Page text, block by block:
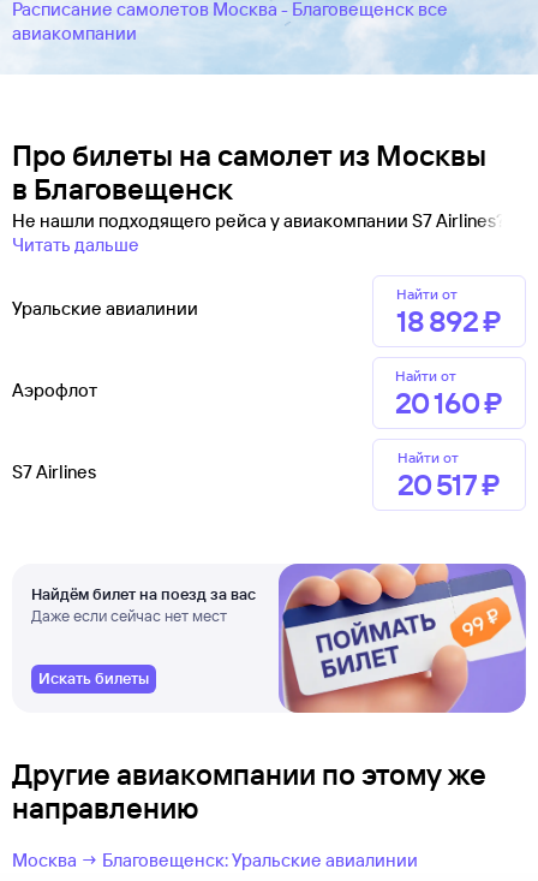
Расписание самолетов Москва - Благовещенск все
авиакомпании
Про билеты на самолет из Москвы
в Благовещенск
Не нашли подходящего рейса у авиакомпании S7 Airlines?
Читать дальше
Уральские авиалинии
Найти от
18 ⁠892 ⁠₽
Аэрофлот
Найти от
20 ⁠160 ⁠₽
S7 Airlines
Найти от
20 ⁠517 ⁠₽
Найдём билет на поезд за вас
Даже если сейчас нет мест
Искать билеты
Другие авиакомпании по этому же
направлению
Москва → Благовещенск: Уральские авиалинии